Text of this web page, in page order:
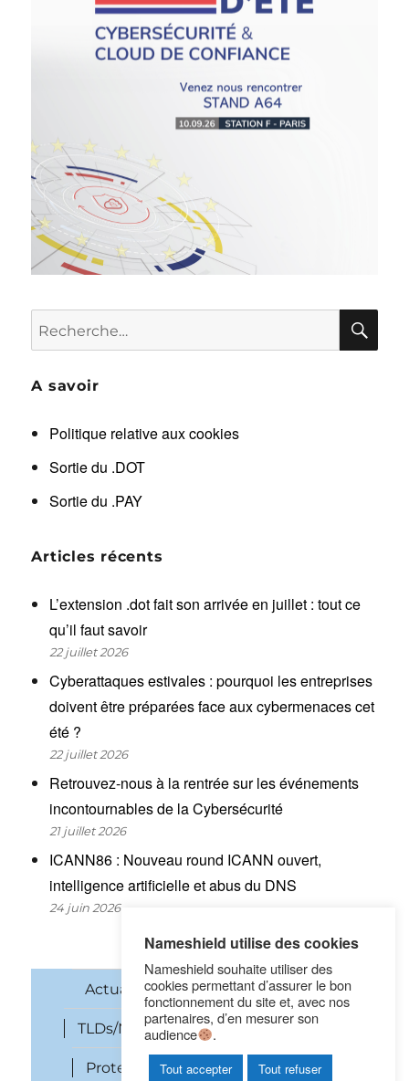
Recherche
pour :
A savoir
Politique relative aux cookies
Sortie du .DOT
Sortie du .PAY
Articles récents
L’extension .dot fait son arrivée en juillet : tout ce
qu’il faut savoir
22 juillet 2026
Cyberattaques estivales : pourquoi les entreprises
doivent être préparées face aux cybermenaces cet
été ?
22 juillet 2026
Retrouvez-nous à la rentrée sur les événements
incontournables de la Cybersécurité
21 juillet 2026
ICANN86 : Nouveau round ICANN ouvert,
intelligence artificielle et abus du DNS
24 juin 2026
Actualités Noms de domaine
TLDs/New gTLDs Cybersécurité
Protection des marques SEO
Nameshield utilise des cookies
Nameshield souhaite utiliser des
cookies permettant d’assurer le bon
fonctionnement du site et, avec nos
partenaires, d’en mesurer son
audience
.
Tout accepter Tout refuser